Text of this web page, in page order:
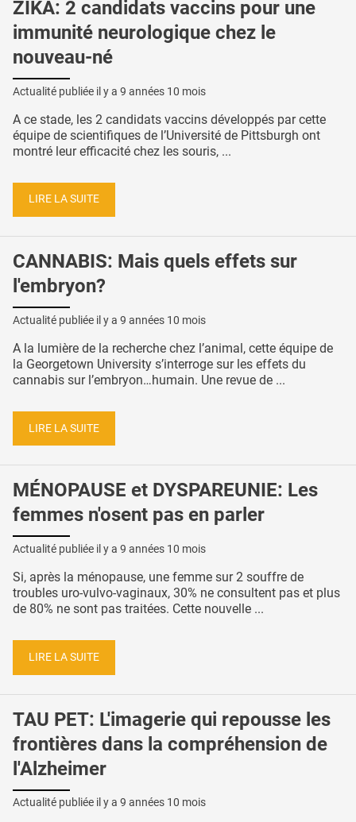
ZIKA: 2 candidats vaccins pour une
immunité neurologique chez le
nouveau-né
Actualité publiée il y a 9 années 10 mois
A ce stade, les 2 candidats vaccins développés par cette
équipe de scientifiques de l’Université de Pittsburgh ont
montré leur efficacité chez les souris, ...
LIRE LA SUITE
CANNABIS: Mais quels effets sur
l'embryon?
Actualité publiée il y a 9 années 10 mois
A la lumière de la recherche chez l’animal, cette équipe de
la Georgetown University s’interroge sur les effets du
cannabis sur l’embryon…humain. Une revue de ...
LIRE LA SUITE
MÉNOPAUSE et DYSPAREUNIE: Les
femmes n'osent pas en parler
Actualité publiée il y a 9 années 10 mois
Si, après la ménopause, une femme sur 2 souffre de
troubles uro-vulvo-vaginaux, 30% ne consultent pas et plus
de 80% ne sont pas traitées. Cette nouvelle ...
LIRE LA SUITE
TAU PET: L'imagerie qui repousse les
frontières dans la compréhension de
l'Alzheimer
Actualité publiée il y a 9 années 10 mois